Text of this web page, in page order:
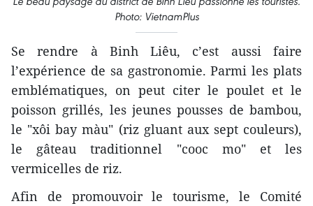
Photo: VietnamPlus
Se rendre à Binh Liêu, c’est aussi faire
l’expérience de sa gastronomie. Parmi les plats
emblématiques, on peut citer le poulet et le
poisson grillés, les jeunes pousses de bambou,
le "xôi bay màu" (riz gluant aux sept couleurs),
le gâteau traditionnel "cooc mo" et les
vermicelles de riz.
Afin de promouvoir le tourisme, le Comité